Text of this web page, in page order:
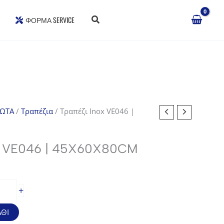
ΦΌΡΜΑ SERVICE
/ Τραπέζια/ Τραπέζι Inox VE046 |
| 45X60X80CM
+